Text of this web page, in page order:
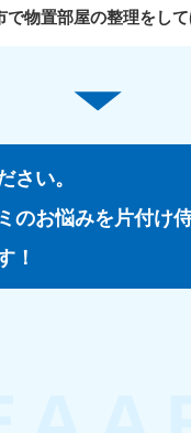
で物置部屋の整理をし
さい。
のお悩みを片付け
！